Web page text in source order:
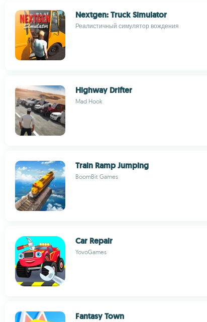
Nextgen: Truck Simulator
Реалистичный симулятор вождения
Highway Drifter
Mad Hook
Train Ramp Jumping
BoomBit Games
Car Repair
YovoGames
Fantasy Town